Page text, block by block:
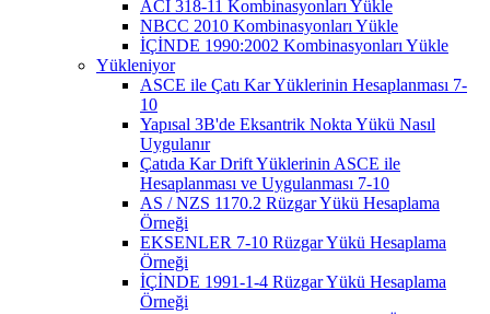
ACI 318-11 Kombinasyonları Yükle
NBCC 2010 Kombinasyonları Yükle
İÇİNDE 1990:2002 Kombinasyonları Yükle
Yükleniyor
ASCE ile Çatı Kar Yüklerinin Hesaplanması 7-
10
Yapısal 3B'de Eksantrik Nokta Yükü Nasıl
Uygulanır
Çatıda Kar Drift Yüklerinin ASCE ile
Hesaplanması ve Uygulanması 7-10
AS / NZS 1170.2 Rüzgar Yükü Hesaplama
Örneği
EKSENLER 7-10 Rüzgar Yükü Hesaplama
Örneği
İÇİNDE 1991-1-4 Rüzgar Yükü Hesaplama
Örneği